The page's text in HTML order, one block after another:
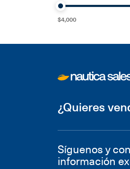
$4,000
¿Quieres
Síguenos y
información